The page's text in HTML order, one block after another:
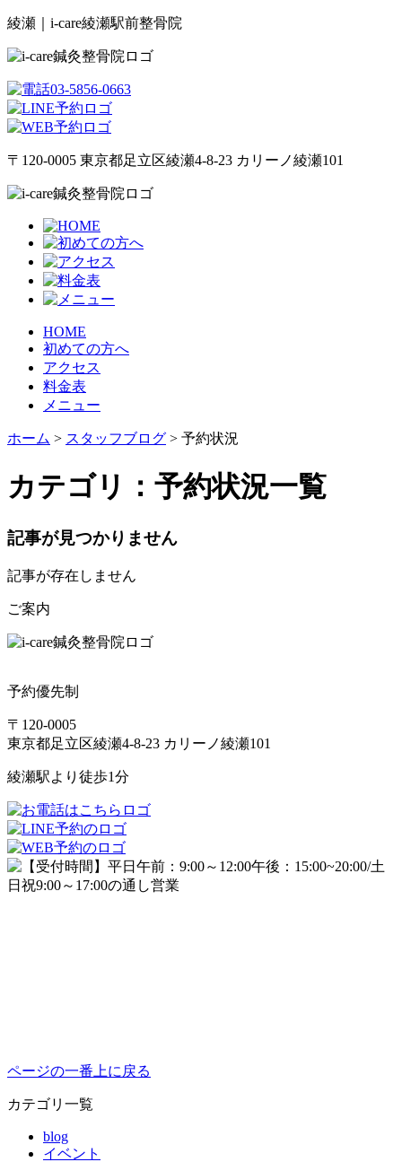
綾瀬｜i-care綾瀬駅前整骨院
〒120-0005 東京都足立区綾瀬4-8-23 カリーノ綾瀬101
HOME
初めての方へ
アクセス
料金表
メニュー
ホーム > スタッフブログ > 予約状況
カテゴリ：予約状況一覧
記事が見つかりません
記事が存在しません
ご案内
予約優先制
〒120-0005
東京都足立区綾瀬4-8-23 カリーノ綾瀬101
綾瀬駅より徒歩1分
ページの一番上に戻る
カテゴリ一覧
blog
イベント